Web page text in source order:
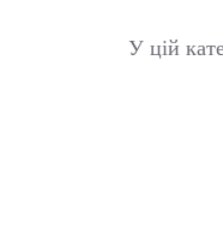
У цій